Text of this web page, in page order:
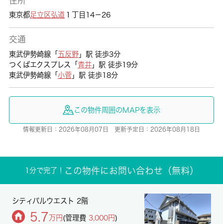
東京都足立区 弘道１丁目14－26
交通
東武伊勢崎線「 五反野」駅 徒歩3分
つくばエクスプレス「 青井」駅 徒歩19分
東武伊勢崎線「 小菅」駅 徒歩18分
この物件周囲のMAPを表示
情報更新日：2026年08月07日 更新予定日：2026年08月18日
1分で完了！ この物件にお問い合わせ（無料）
シティパルウエスト 2階
5.7 万円 (管理費 3,000円)